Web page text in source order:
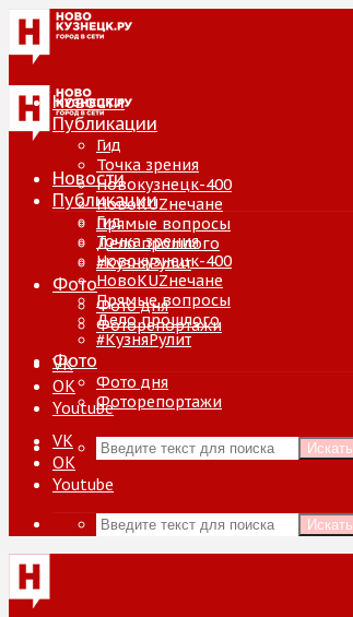
Новости
Публикации
Гид
Точка зрения
Новокузнецк-400
НовоKUZнечане
Прямые вопросы
Дело прошлого
#КузняРулит
Фото
Фото дня
Фоторепортажи
VK
ОК
Youtube
Искать
Новости
Публикации
Гид
Точка зрения
Новокузнецк-400
НовоKUZнечане
Прямые вопросы
Дело прошлого
#КузняРулит
Фото
Фото дня
Фоторепортажи
VK
ОК
Youtube
Искать